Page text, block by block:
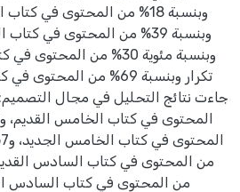
تكرار وبنسبة 69% من
من المحتوى في كتاب السادس